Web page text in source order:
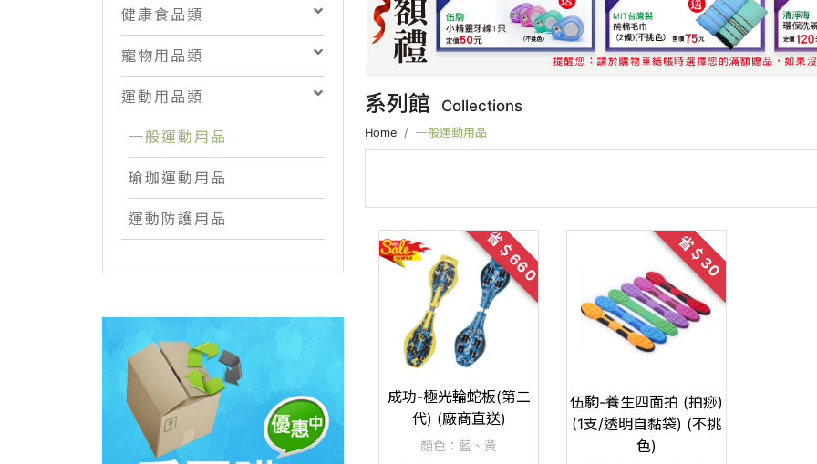
健康食品類
寵物用品類
運動用品類
一般運動用品
瑜珈運動用品
運動防護用品
系列館 Collections
Home 一般運動用品
省＄660
成功-極光輪蛇板(第二
代) (廠商直送)
顏色：藍、黃
省＄30
伍駒-養生四面拍 (拍痧)
(1支/透明自黏袋) (不挑
色)